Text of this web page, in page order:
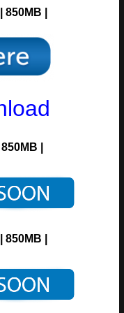
850MB |
|
850MB |